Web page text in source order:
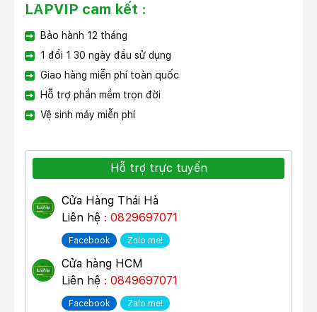
LAPVIP cam kết :
Bảo hành 12 tháng
1 đổi 1 30 ngày đầu sử dụng
Giao hàng miễn phí toàn quốc
Hỗ trợ phần mềm trọn đời
Vệ sinh máy miễn phí
Hỗ trợ trực tuyến
Cửa Hàng Thái Hà
Liên hệ : 0829697071
Facebook Zalo me!
Cửa hàng HCM
Liên hệ : 0849697071
Facebook Zalo me!